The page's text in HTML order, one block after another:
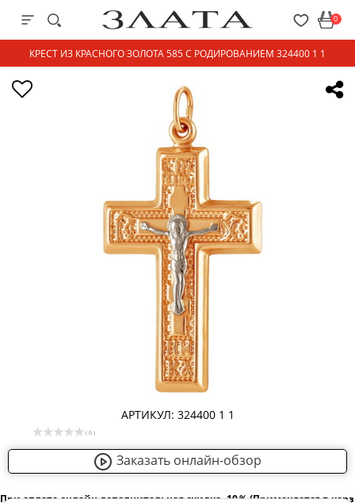
0
КРЕСТ ИЗ КРАСНОГО ЗОЛОТА 585 С РОДИРОВАНИЕМ 324400 1 1
АРТИКУЛ: 324400 1 1
( 0 )
Заказать онлайн-обзор
При оплате онлайн дополнительная скидка -10％ (Применяется в